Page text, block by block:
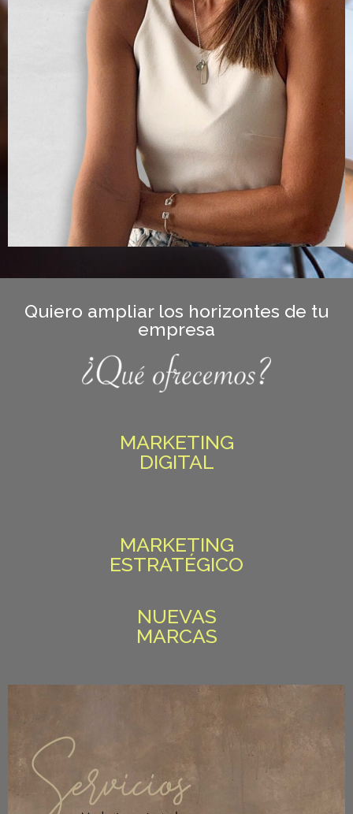
Quiero ampliar los horizontes de tu
empresa
MARKETING
DIGITAL
MARKETING
ESTRATÉGICO
NUEVAS
MARCAS